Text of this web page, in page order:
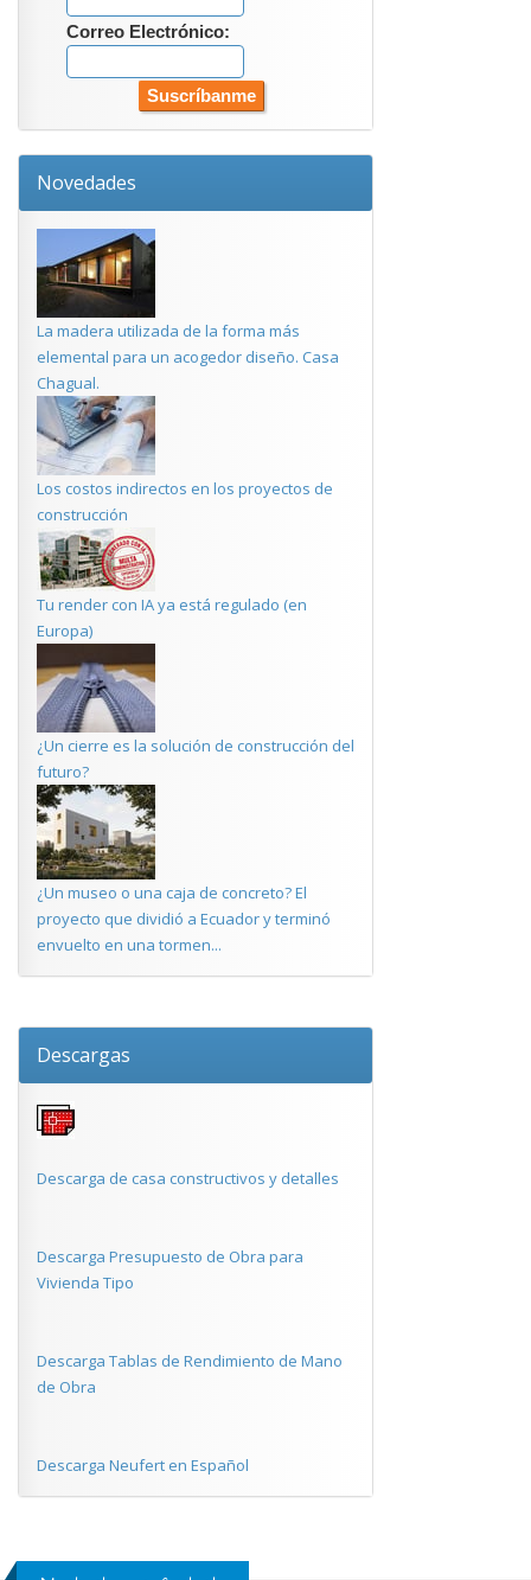
Correo Electrónico:
Novedades
La madera utilizada de la forma más
elemental para un acogedor diseño. Casa
Chagual.
Los costos indirectos en los proyectos de
construcción
Tu render con IA ya está regulado (en
Europa)
¿Un cierre es la solución de construcción del
futuro?
¿Un museo o una caja de concreto? El
proyecto que dividió a Ecuador y terminó
envuelto en una tormen...
Descargas
Descarga de casa constructivos y detalles
Descarga Presupuesto de Obra para
Vivienda Tipo
Descarga Tablas de Rendimiento de Mano
de Obra
Descarga Neufert en Español